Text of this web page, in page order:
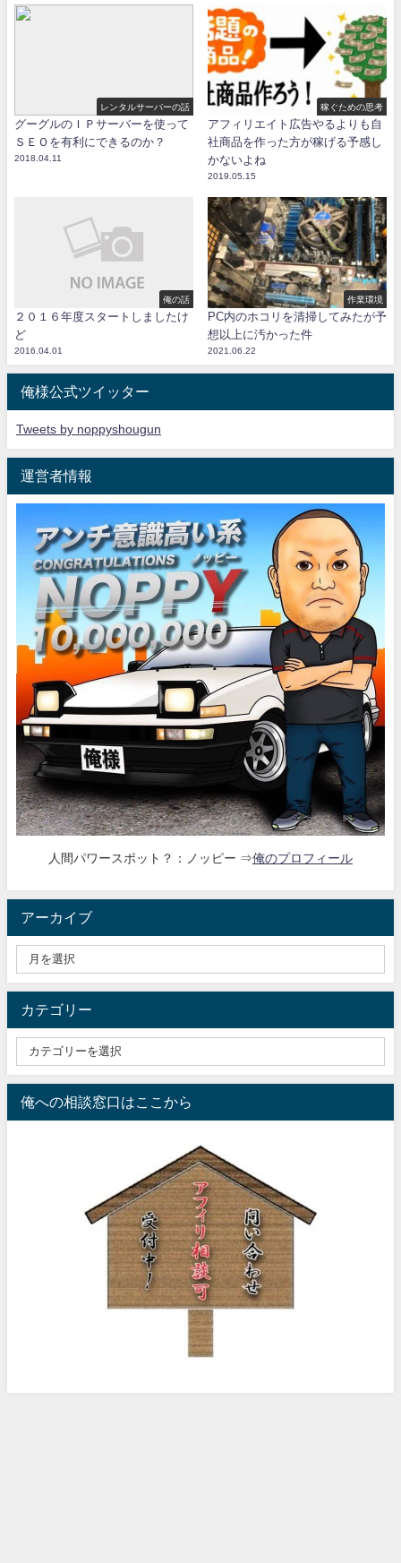
レンタルサーバーの話
グーグルのＩＰサーバーを使って
ＳＥＯを有利にできるのか？
2018.04.11
稼ぐための思考
アフィリエイト広告やるよりも自
社商品を作った方が稼げる予感し
かないよね
2019.05.15
俺の話
２０１６年度スタートしましたけ
ど
2016.04.01
作業環境
PC内のホコリを清掃してみたが予
想以上に汚かった件
2021.06.22
俺様公式ツイッター
Tweets by noppyshougun
運営者情報
人間パワースポット？：ノッピー ⇒俺のプロフィール
アーカイブ
カテゴリー
俺への相談窓口はここから